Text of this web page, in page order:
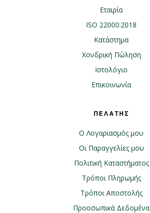
Εταιρία
ISO 22000:2018
Κατάστημα
Χονδρική Πώληση
Ιστολόγιο
Επικοινωνία
ΠΕΛΑΤΗΣ
Ο Λογαριασμός μου
Οι Παραγγελίες μου
Πολιτική Καταστήματος
Τρόποι Πληρωμής
Τρόποι Αποστολής
Προοσωπικά Δεδομένα